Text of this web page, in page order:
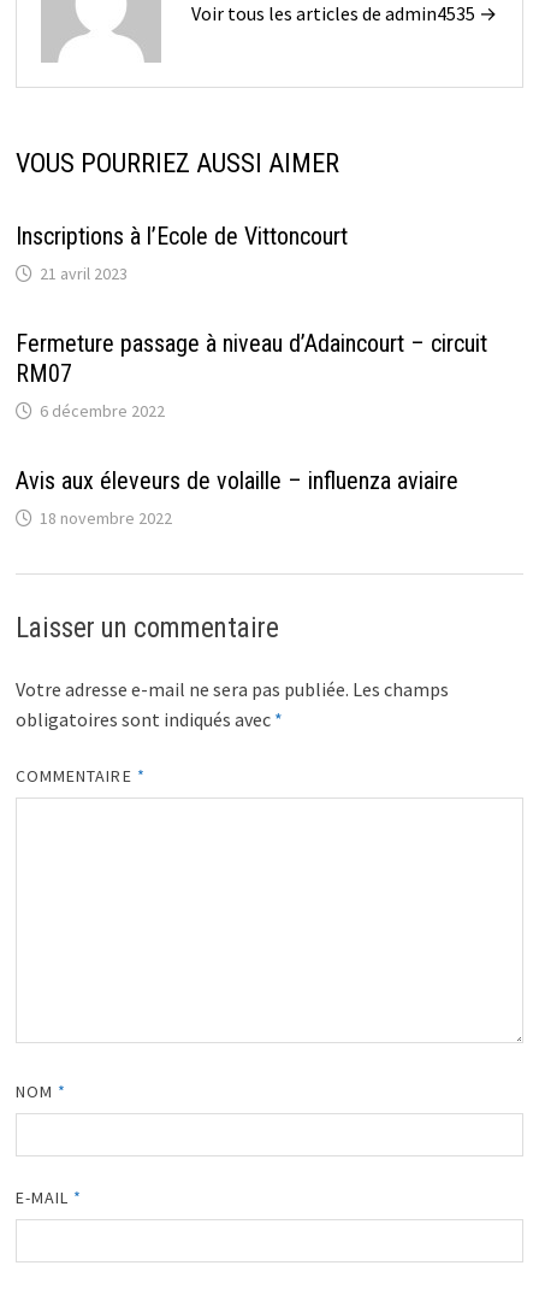
Voir tous les articles de admin4535 →
VOUS POURRIEZ AUSSI AIMER
Inscriptions à l’Ecole de Vittoncourt
21 avril 2023
Fermeture passage à niveau d’Adaincourt – circuit
RM07
6 décembre 2022
Avis aux éleveurs de volaille – influenza aviaire
18 novembre 2022
Laisser un commentaire
Votre adresse e-mail ne sera pas publiée. Les champs
obligatoires sont indiqués avec *
COMMENTAIRE *
NOM *
E-MAIL *